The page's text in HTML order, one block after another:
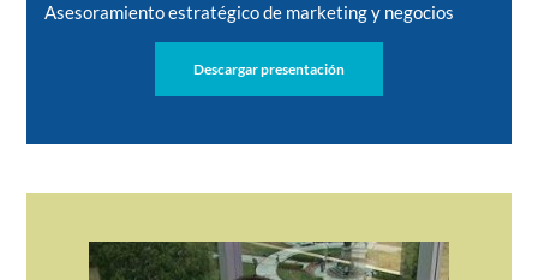
Asesoramiento estratégico de marketing y negocios
Descargar presentación